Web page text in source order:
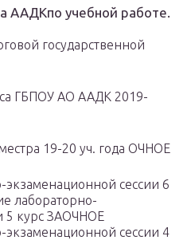
ААДКпо учебной работе.
государственной
ГБПОУ АО ААДК 2019-
19-20 уч. года ОЧНОЕ
экзаменационной сессии 6
лабораторно-
5 курс ЗАОЧНОЕ
экзаменационной сессии 4